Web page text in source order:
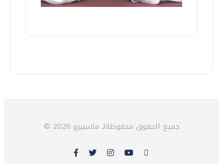
© 2026 جميع الحقوق محفوظةلـ ماسبيرو